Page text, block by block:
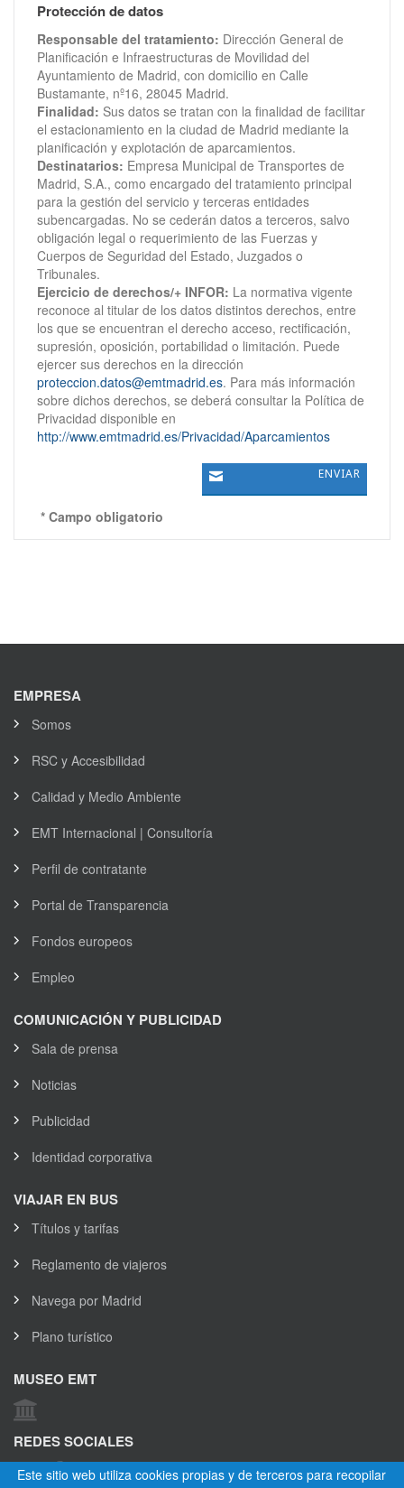
Protección de datos
Responsable del tratamiento: Dirección General de
Planificación e Infraestructuras de Movilidad del
Ayuntamiento de Madrid, con domicilio en Calle
Bustamante, nº16, 28045 Madrid.
Finalidad: Sus datos se tratan con la finalidad de facilitar
el estacionamiento en la ciudad de Madrid mediante la
planificación y explotación de aparcamientos.
Destinatarios: Empresa Municipal de Transportes de
Madrid, S.A., como encargado del tratamiento principal
para la gestión del servicio y terceras entidades
subencargadas. No se cederán datos a terceros, salvo
obligación legal o requerimiento de las Fuerzas y
Cuerpos de Seguridad del Estado, Juzgados o
Tribunales.
Ejercicio de derechos/+ INFOR: La normativa vigente
reconoce al titular de los datos distintos derechos, entre
los que se encuentran el derecho acceso, rectificación,
supresión, oposición, portabilidad o limitación. Puede
ejercer sus derechos en la dirección
proteccion.datos@emtmadrid.es. Para más información
sobre dichos derechos, se deberá consultar la Política de
Privacidad disponible en
http://www.emtmadrid.es/Privacidad/Aparcamientos
* Campo obligatorio
Este sitio web utiliza cookies propias y de terceros para recopilar
EMPRESA
Somos
RSC y Accesibilidad
Calidad y Medio Ambiente
EMT Internacional | Consultoría
Perfil de contratante
Portal de Transparencia
Fondos europeos
Empleo
COMUNICACIÓN Y PUBLICIDAD
Sala de prensa
Noticias
Publicidad
Identidad corporativa
VIAJAR EN BUS
Títulos y tarifas
Reglamento de viajeros
Navega por Madrid
Plano turístico
MUSEO EMT
REDES SOCIALES